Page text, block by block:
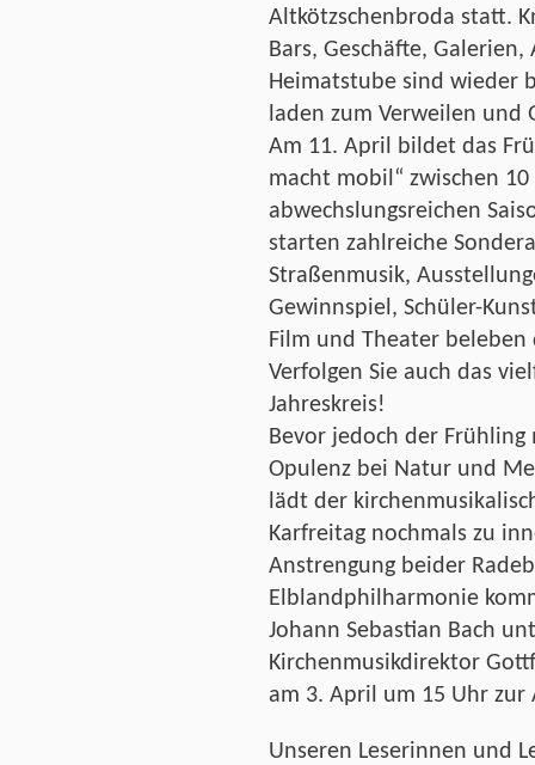
Altkötzschenbroda statt.
Bars, Geschäfte,
Heimatstube sind wieder
laden zum Verweilen und
Am 11. April bildet das
macht mobil“ zwischen
abwechslungsreichen
starten zahlreiche
Straßenmusik,
Gewinnspiel, Schüler-
Film und Theater beleben
Verfolgen Sie auch das
Jahreskreis!
Bevor jedoch der
Opulenz bei Natur und
lädt der
Karfreitag nochmals zu
Anstrengung beider
Elblandphilharmonie
Johann Sebastian Bach
Kirchenmusikdirektor
am 3. April um 15 Uhr zur
Unseren Leserinnen und